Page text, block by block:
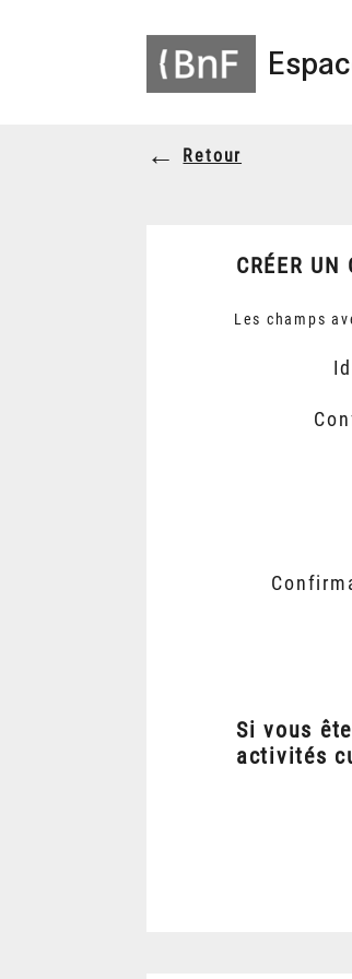
Retour
CRÉER UN
Les champs
Si vous
activités